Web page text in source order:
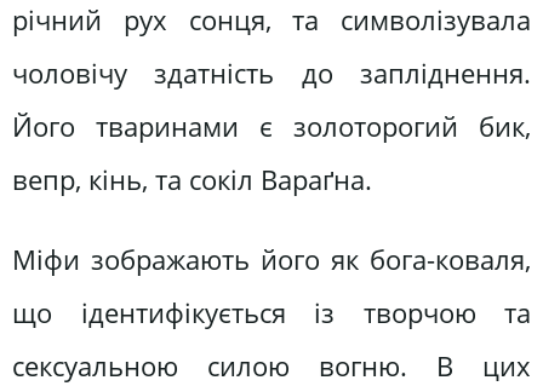
річний рух сонця, та символізувала
чоловічу здатність до запліднення.
Його тваринами є золоторогий бик,
вепр, кінь, та сокіл Вараґна.
Міфи зображають його як бога-коваля,
що ідентифікується із творчою та
сексуальною силою вогню. В цих